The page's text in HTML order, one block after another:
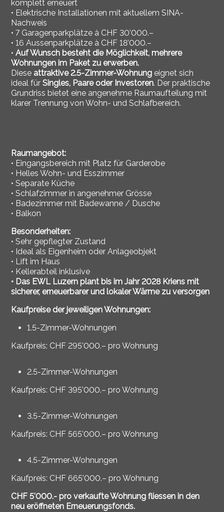
komplett erneuert
• Elektrische Installationen mit aktuellem SINA-
Nachweis
• 7 Garagenparkplätze à CHF 30’000.–
• 16 Aussenparkplätze à CHF 18’000.–
•Auf Wunsch besteht die Möglichkeit, mehrere
Wohnungen im Paket zu erwerben.
Diese attraktive 2.5-Zimmer-Wohnung eignet sich
ideal fürSingles, Paare oder Investoren. Der praktische
Grundriss bietet eine angenehme Raumaufteilung mit
klarer Trennung von Wohn- und Schlafbereich.
Raumangebot:
• Eingangsbereich mit Platz für Garderobe
• Helles Wohn- und Esszimmer
• Separate Küche
• Schlafzimmer in angenehmer Grösse
• Badezimmer mit Badewanne / Dusche
• Balkon
Besonderheiten:
• Sehr gepflegter Zustand
• Ideal als Eigenheim oder Anlageobjekt
• Lift im Haus
• Kellerabteil inklusive
• Das EWL Luzern plant bis im Jahr 2028 Kriens mit
sicherer, erneuerbarer und lokaler Wärme zu versorgen
Kaufpreise der jeweiligen Wohnungen:
1.5-Zimmer-Wohnungen
Kaufpreis: CHF 295’000.– pro Wohnung
2.5-Zimmer-Wohnungen
Kaufpreis: CHF 395’000.– pro Wohnung
3.5-Zimmer-Wohnungen
Kaufpreis: CHF 565’000.– pro Wohnung
4.5-Zimmer-Wohnungen
Kaufpreis: CHF 665’000.– pro Wohnung
CHF 5'000.- pro verkaufte Wohnung fliessen in den
neu eröffneten Erneuerungsfonds.